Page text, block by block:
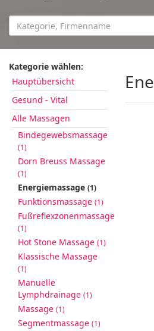
Kategorie wählen:
Hauptübersicht
Gesund - Vital
Alle Massagen
Bindegewebsmassage
(1)
Dorn Breuss Massage
(1)
Energiemassage (1)
Funktionsmassage (1)
Fußreflexzonenmassage
(1)
Hot Stone Massage (1)
Klassische Massage
(1)
Manuelle
Lymphdrainage (1)
Massage (1)
Segmentmassage (1)